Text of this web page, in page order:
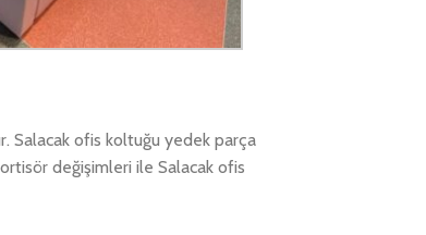
Salacak ofis koltuğu yedek parça
değişimleri ile Salacak ofis